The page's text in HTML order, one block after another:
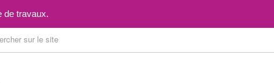
de travaux.